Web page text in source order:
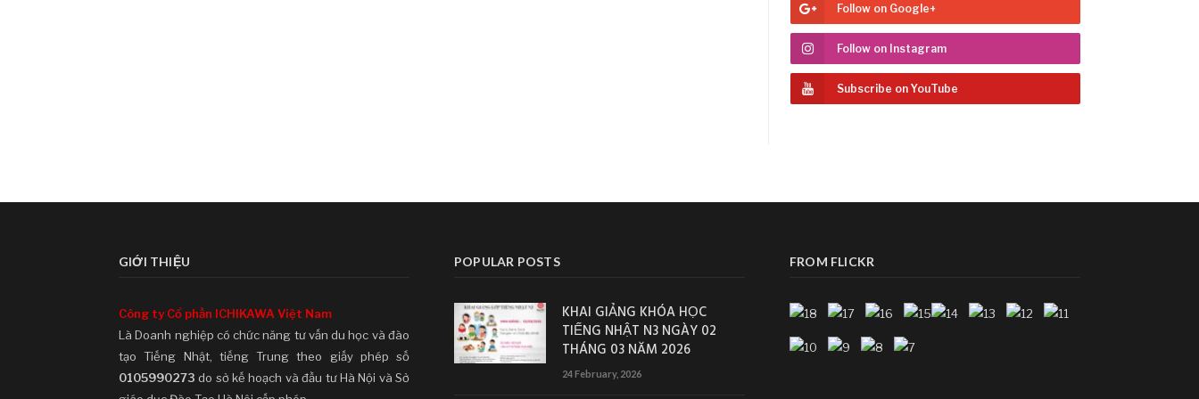
Follow on Google+
Follow on Instagram
Subscribe on YouTube
GIỚI THIỆU
Công ty Cổ phần ICHIKAWA Việt Nam
Là Doanh nghiệp có chức năng tư vấn du học và đào
tạo Tiếng Nhật, tiếng Trung theo giấy phép số
0105990273 do sở kế hoạch và đầu tư Hà Nội và Sở
POPULAR POSTS
KHAI GIẢNG KHÓA HỌC
TIẾNG NHẬT N3 NGÀY 02
THÁNG 03 NĂM 2026
24 February, 2026
FROM FLICKR